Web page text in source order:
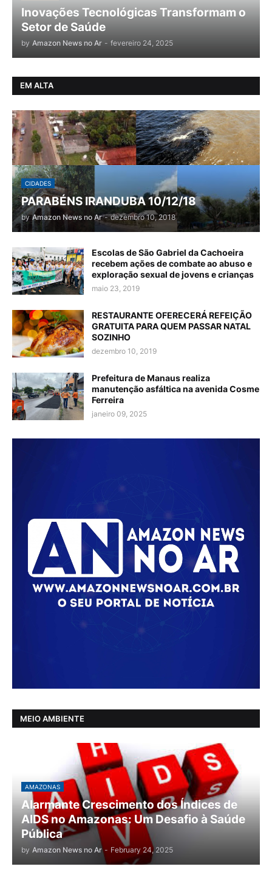
Inovações Tecnológicas Transformam o
Setor de Saúde
by Amazon News no Ar - fevereiro 24, 2025
EM ALTA
CIDADES
PARABÉNS IRANDUBA 10/12/18
by Amazon News no Ar - dezembro 10, 2018
Escolas de São Gabriel da Cachoeira
recebem ações de combate ao abuso e
exploração sexual de jovens e crianças
maio 23, 2019
RESTAURANTE OFERECERÁ REFEIÇÃO
GRATUITA PARA QUEM PASSAR NATAL
SOZINHO
dezembro 10, 2019
Prefeitura de Manaus realiza
manutenção asfáltica na avenida Cosme
Ferreira
janeiro 09, 2025
MEIO AMBIENTE
AMAZONAS
Alarmante Crescimento dos Índices de
AIDS no Amazonas: Um Desafio à Saúde
Pública
by Amazon News no Ar - February 24, 2025